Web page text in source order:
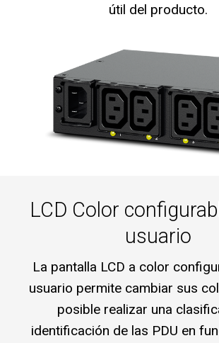
útil del producto.
LCD Color
usuario
La pantalla LCD a color
usuario permite cambiar sus
posible realizar una
identificación de las PDU en